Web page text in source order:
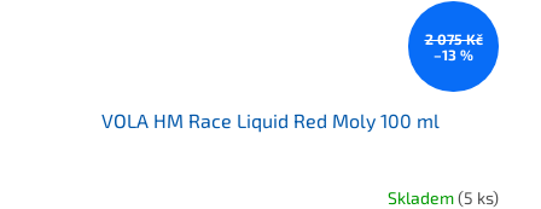
2 075 Kč
–13 %
VOLA HM Race Liquid Red Moly 100 ml
Skladem(5 ks)